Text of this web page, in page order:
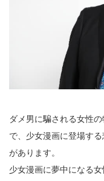
ダメ男に騙される女性
で、少女漫画に登場す
があります。
少女漫画に夢中になる